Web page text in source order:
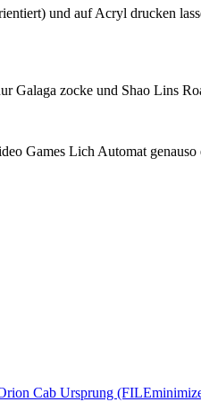
und auf Acryl drucken
Galaga zocke und Shao Lins
Games Lich Automat
Cab Ursprung